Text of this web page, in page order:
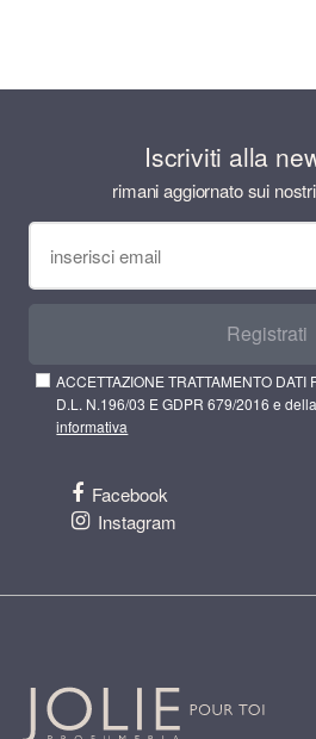
Iscriviti alla
rimani aggiornato sui
Registrati
ACCETTAZIONE TRATTAMENTO DATI
D.L. N.196/03 E GDPR 679/2016 e
informativa
Facebook
Instagram